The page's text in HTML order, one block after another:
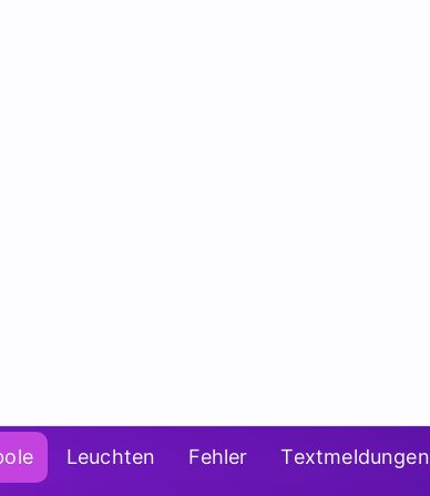
Leuchten Fehler Textmeldungen